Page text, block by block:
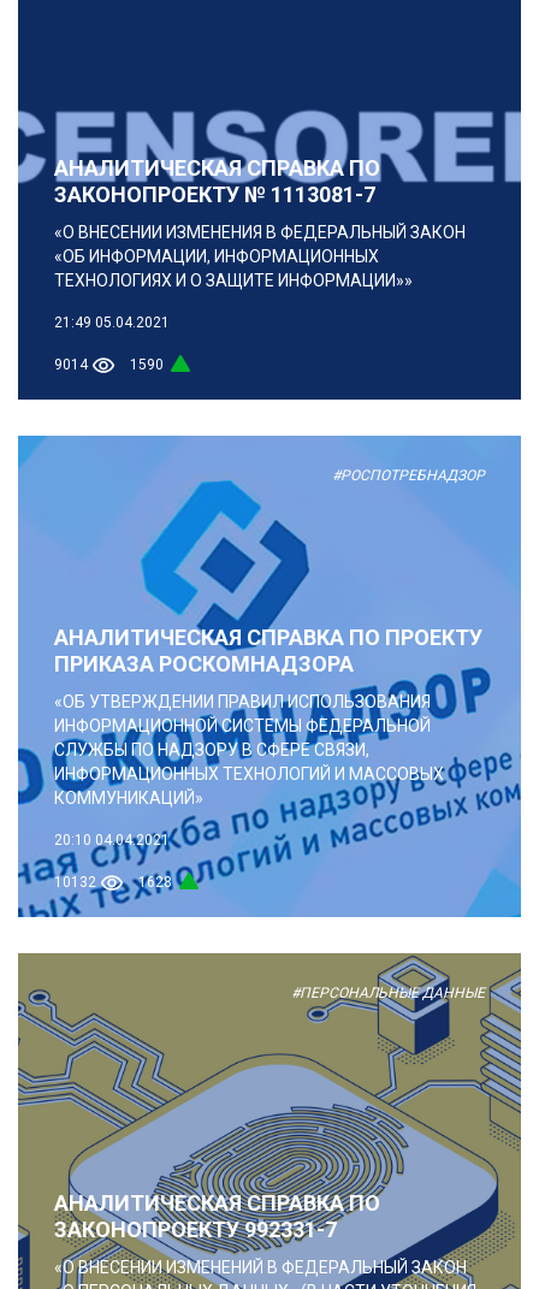
АНАЛИТИЧЕСКАЯ СПРАВКА ПО
ЗАКОНОПРОЕКТУ № 1113081-7
«О ВНЕСЕНИИ ИЗМЕНЕНИЯ В ФЕДЕРАЛЬНЫЙ ЗАКОН
«ОБ ИНФОРМАЦИИ, ИНФОРМАЦИОННЫХ
ТЕХНОЛОГИЯХ И О ЗАЩИТЕ ИНФОРМАЦИИ»»
21:49 05.04.2021
9014 1590
#РОСПОТРЕБНАДЗОР
АНАЛИТИЧЕСКАЯ СПРАВКА ПО ПРОЕКТУ
ПРИКАЗА РОСКОМНАДЗОРА
«ОБ УТВЕРЖДЕНИИ ПРАВИЛ ИСПОЛЬЗОВАНИЯ
ИНФОРМАЦИОННОЙ СИСТЕМЫ ФЕДЕРАЛЬНОЙ
СЛУЖБЫ ПО НАДЗОРУ В СФЕРЕ СВЯЗИ,
ИНФОРМАЦИОННЫХ ТЕХНОЛОГИЙ И МАССОВЫХ
КОММУНИКАЦИЙ»
20:10 04.04.2021
10132 1628
#ПЕРСОНАЛЬНЫЕ ДАННЫЕ
АНАЛИТИЧЕСКАЯ СПРАВКА ПО
ЗАКОНОПРОЕКТУ 992331-7
«О ВНЕСЕНИИ ИЗМЕНЕНИЙ В ФЕДЕРАЛЬНЫЙ ЗАКОН